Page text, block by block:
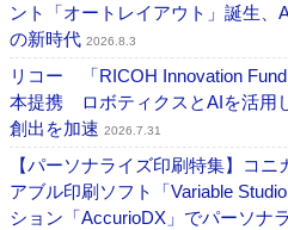
ント「オートレイアウト」誕生、
の新時代 2026.8.3
リコー 「RICOH Innovation
本提携 ロボティクスとAIを活用
創出を加速 2026.7.31
【パーソナライズ印刷特集】コ
アブル印刷ソフト「Variable
ション「AccurioDX」でパーソ